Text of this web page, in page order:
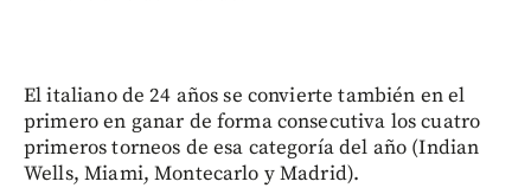
El italiano de 24 años se convierte también en el
primero en ganar de forma consecutiva los cuatro
primeros torneos de esa categoría del año (Indian
Wells, Miami, Montecarlo y Madrid).